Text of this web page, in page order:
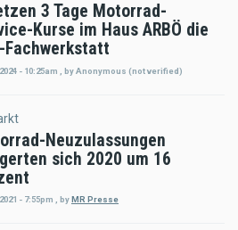
3 Tage Motorrad-
Kurse im Haus ARBÖ die
Fachwerkstatt
- 10:25am byAnonymous (not verified)
Neuzulassungen
sich 2020 um 16
- 7:55pm , by MR Presse